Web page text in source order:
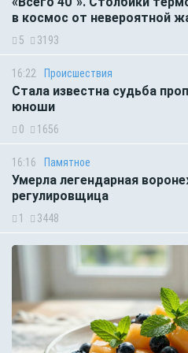
в космос от невероятной
5 3193
16:22 Происшествия
Стала известна судьба
юноши
0 1656
16:16 Памятное
Умерла легендарная
регулировщица
1 3448